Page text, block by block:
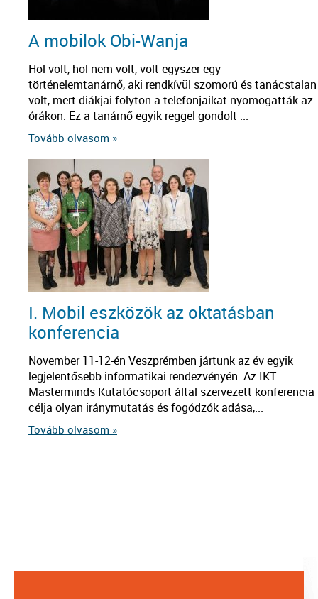
A mobilok Obi-Wanja
Hol volt, hol nem volt, volt egyszer egy
történelemtanárnő, aki rendkívül szomorú és tanácstalan
volt, mert diákjai folyton a telefonjaikat nyomogatták az
órákon. Ez a tanárnő egyik reggel gondolt ...
Tovább olvasom »
I. Mobil eszközök az oktatásban
konferencia
November 11-12-én Veszprémben jártunk az év egyik
legjelentősebb informatikai rendezvényén. Az IKT
Masterminds Kutatócsoport által szervezett konferencia
célja olyan iránymutatás és fogódzók adása,...
Tovább olvasom »